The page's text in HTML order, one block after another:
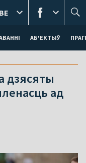
АБ'ЕКТЫЎ
BE
дзясяты
ад